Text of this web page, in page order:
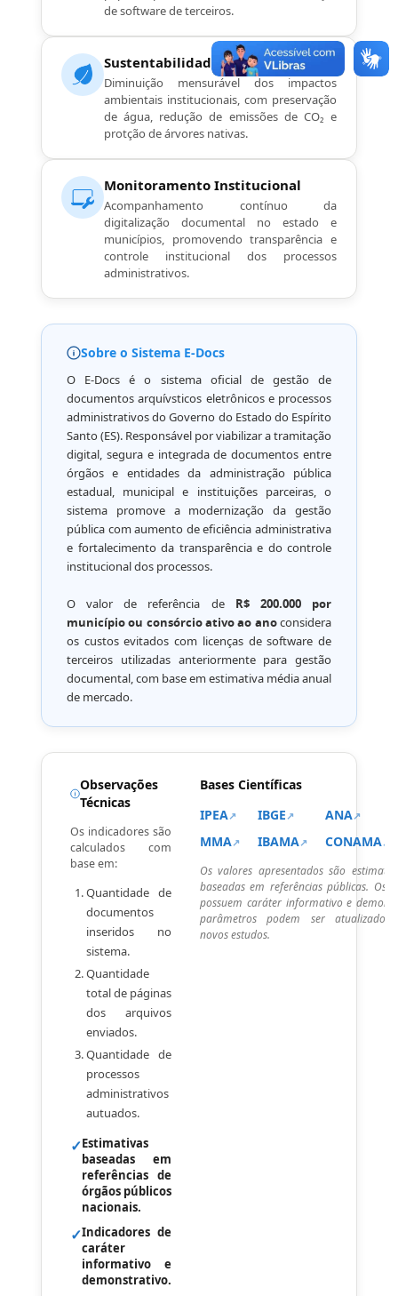
de software de terceiros.
Sustentabilidade Ambiental
Diminuição mensurável dos impactos
ambientais institucionais, com preservação
de água, redução de emissões de CO₂ e
protção de árvores nativas.
Monitoramento Institucional
Acompanhamento contínuo da
digitalização documental no estado e
municípios, promovendo transparência e
controle institucional dos processos
administrativos.
Sobre o Sistema E-Docs
O E-Docs é o sistema oficial de gestão de
documentos arquívsticos eletrônicos e processos
administrativos do Governo do Estado do Espírito
Santo (ES). Responsável por viabilizar a tramitação
digital, segura e integrada de documentos entre
órgãos e entidades da administração pública
estadual, municipal e instituições parceiras, o
sistema promove a modernização da gestão
pública com aumento de eficiência administrativa
e fortalecimento da transparência e do controle
institucional dos processos.
O valor de referência de R$ 200.000 por
município ou consórcio ativo ao anoconsidera
os custos evitados com licenças de software de
terceiros utilizadas anteriormente para gestão
documental, com base em estimativa média anual
de mercado.
Observações
Técnicas
Os indicadores são
calculados com
base em:
Quantidade de
documentos
inseridos no
sistema.
Quantidade
total de páginas
dos arquivos
enviados.
Quantidade de
processos
administrativos
autuados.
✓Estimativas
baseadas em
referências de
órgãos públicos
nacionais.
✓Indicadores de
caráter
informativo e
demonstrativo.
Bases Científicas
IPEA
IBGE
ANA
MMA
IBAMA CONAMA
Os valores apresentados são
baseadas em referências públicas. Os
possuem caráter informativo e
parâmetros podem ser atualizados
novos estudos.